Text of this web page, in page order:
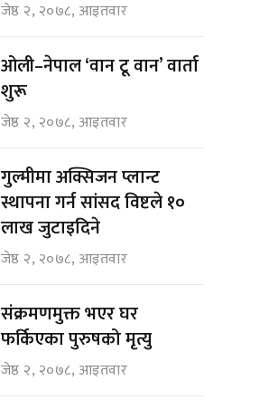
जेष्ठ २, २०७८, आइतवार
ओली–नेपाल ‘वान टू वान’ वार्ता
शुरू
जेष्ठ २, २०७८, आइतवार
गुल्मीमा अक्सिजन प्लान्ट
स्थापना गर्न सांसद विष्टले १०
लाख जुटाइदिने
जेष्ठ २, २०७८, आइतवार
संक्रमणमुक्त भएर घर
फर्किएका पुरुषको मृत्यु
जेष्ठ २, २०७८, आइतवार